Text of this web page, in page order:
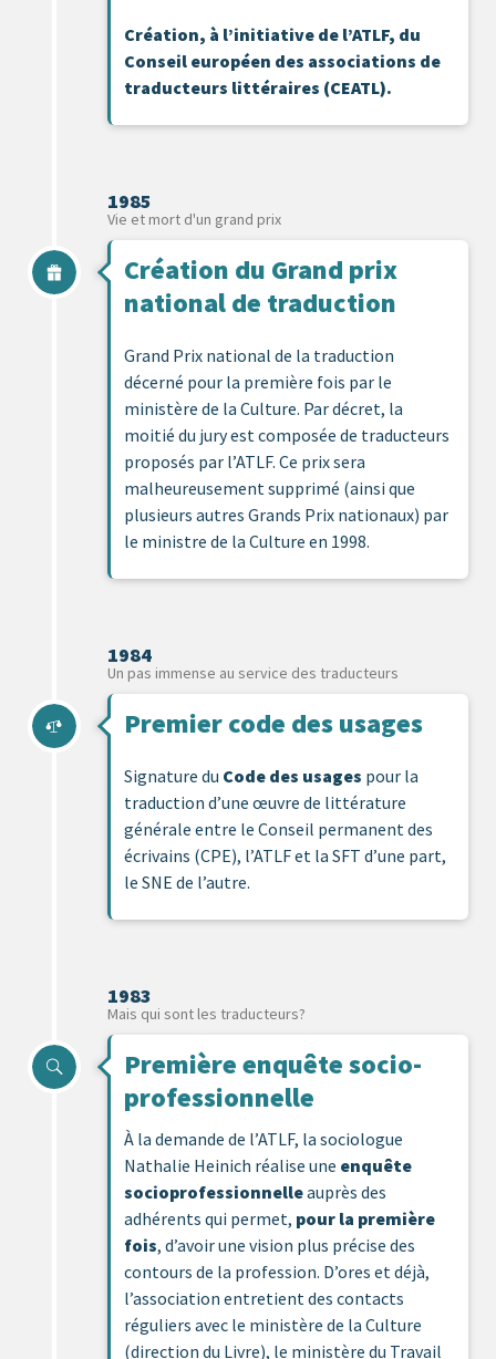
Création, à l’initiative de l’ATLF, du
Conseil européen des associations de
traducteurs littéraires (CEATL).
1985
Vie et mort d'un grand prix
Création du Grand prix
national de traduction
Grand Prix national de la traduction
décerné pour la première fois par le
ministère de la Culture. Par décret, la
moitié du jury est composée de traducteurs
proposés par l’ATLF. Ce prix sera
malheureusement supprimé (ainsi que
plusieurs autres Grands Prix nationaux) par
le ministre de la Culture en 1998.
1984
Un pas immense au service des traducteurs
Premier code des usages
Signature du Code des usages pour la
traduction d’une œuvre de littérature
générale entre le Conseil permanent des
écrivains (CPE), l’ATLF et la SFT d’une part,
le SNE de l’autre.
1983
Mais qui sont les traducteurs?
Première enquête socio-
professionnelle
À la demande de l’ATLF, la sociologue
Nathalie Heinich réalise une enquête
socioprofessionnelleauprès des
adhérents qui permet, pour la première
fois, d’avoir une vision plus précise des
contours de la profession. D’ores et déjà,
l’association entretient des contacts
réguliers avec le ministère de la Culture
(direction du Livre), le ministère du Travail